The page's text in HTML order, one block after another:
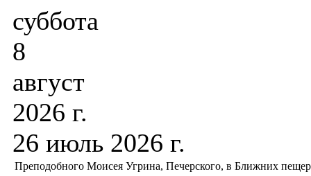
суббота
8
август
2026 г.
26 июль 2026 г.
Преподобного Моисея Угрина, Печерского, в Ближних